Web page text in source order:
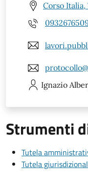
Corso Italia,
Ignazio
Strumenti
Tutela
Tutela